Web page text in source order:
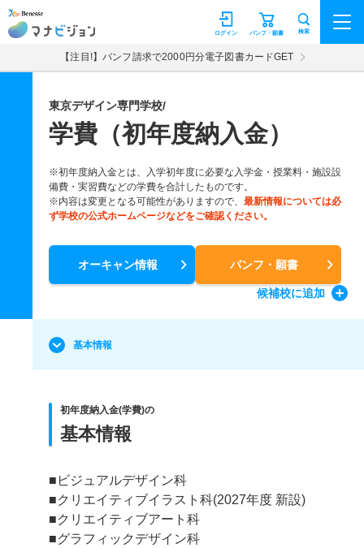
マナビジョン パンフ・願書
ログイン 検索
【注目!】パンフ請求で2000円分電子図書カードGET
東京デザイン専門学校/
学費（初年度納入金）
※初年度納入金とは、入学初年度に必要な入学金・授業料・施設設
備費・実習費などの学費を合計したものです。
※内容は変更となる可能性がありますので、 最新情報については必
ず学校の公式ホームページなどをご確認ください。
オーキャン情報 パンフ・願書
候補校に追加
基本情報
初年度納入金(学費)の
基本情報
■ビジュアルデザイン科
■クリエイティブイラスト科(2027年度 新設)
■クリエイティブアート科
■グラフィックデザイン科